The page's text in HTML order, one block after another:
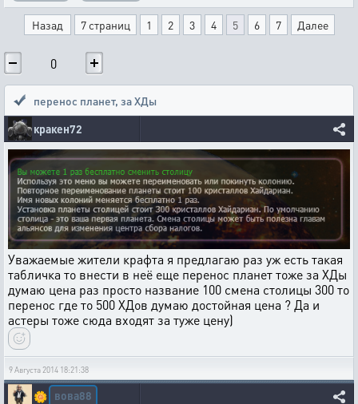
Назад 7 страниц 1 2 3 4 5 6 7 Далее
0
перенос планет, за ХДы
кракен72
Уважаемые жители крафта я предлагаю раз уж есть такая
табличка то внести в неё еще перенос планет тоже за ХДы
думаю цена раз просто название 100 смена столицы 300 то
перенос где то 500 ХДов думаю достойная цена ? Да и
астеры тоже сюда входят за туже цену)
9 Августа 2014 18:21:38
🌼 вова88